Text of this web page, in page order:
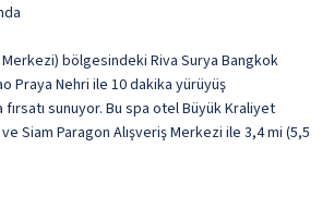
bölgesindeki Riva Surya Bangkok
Praya Nehri ile 10 dakika yürüyüş
sunuyor. Bu spa otel Büyük Kraliyet
Siam Paragon Alışveriş Merkezi ile 3,4 mi (5,5